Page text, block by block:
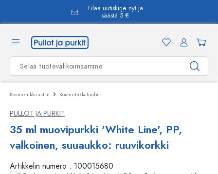
Tilaa uutiskirje nyt ja
säästä 5 €
Kosmetiikka-astiat Kosmetiikkatuubit
PULLOT JA PURKIT
35 ml muovipurkki 'White Line', PP,
valkoinen, suuaukko: ruuvikorkki
Artikkelin numero : 100015680